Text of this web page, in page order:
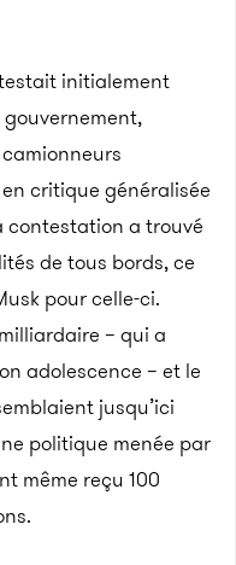
initialement
critique généralisée
contestation a trouvé
de tous bords, ce
pour celle-ci.
– qui a
adolescence – et le
jusqu’ici
politique menée par
même reçu 100